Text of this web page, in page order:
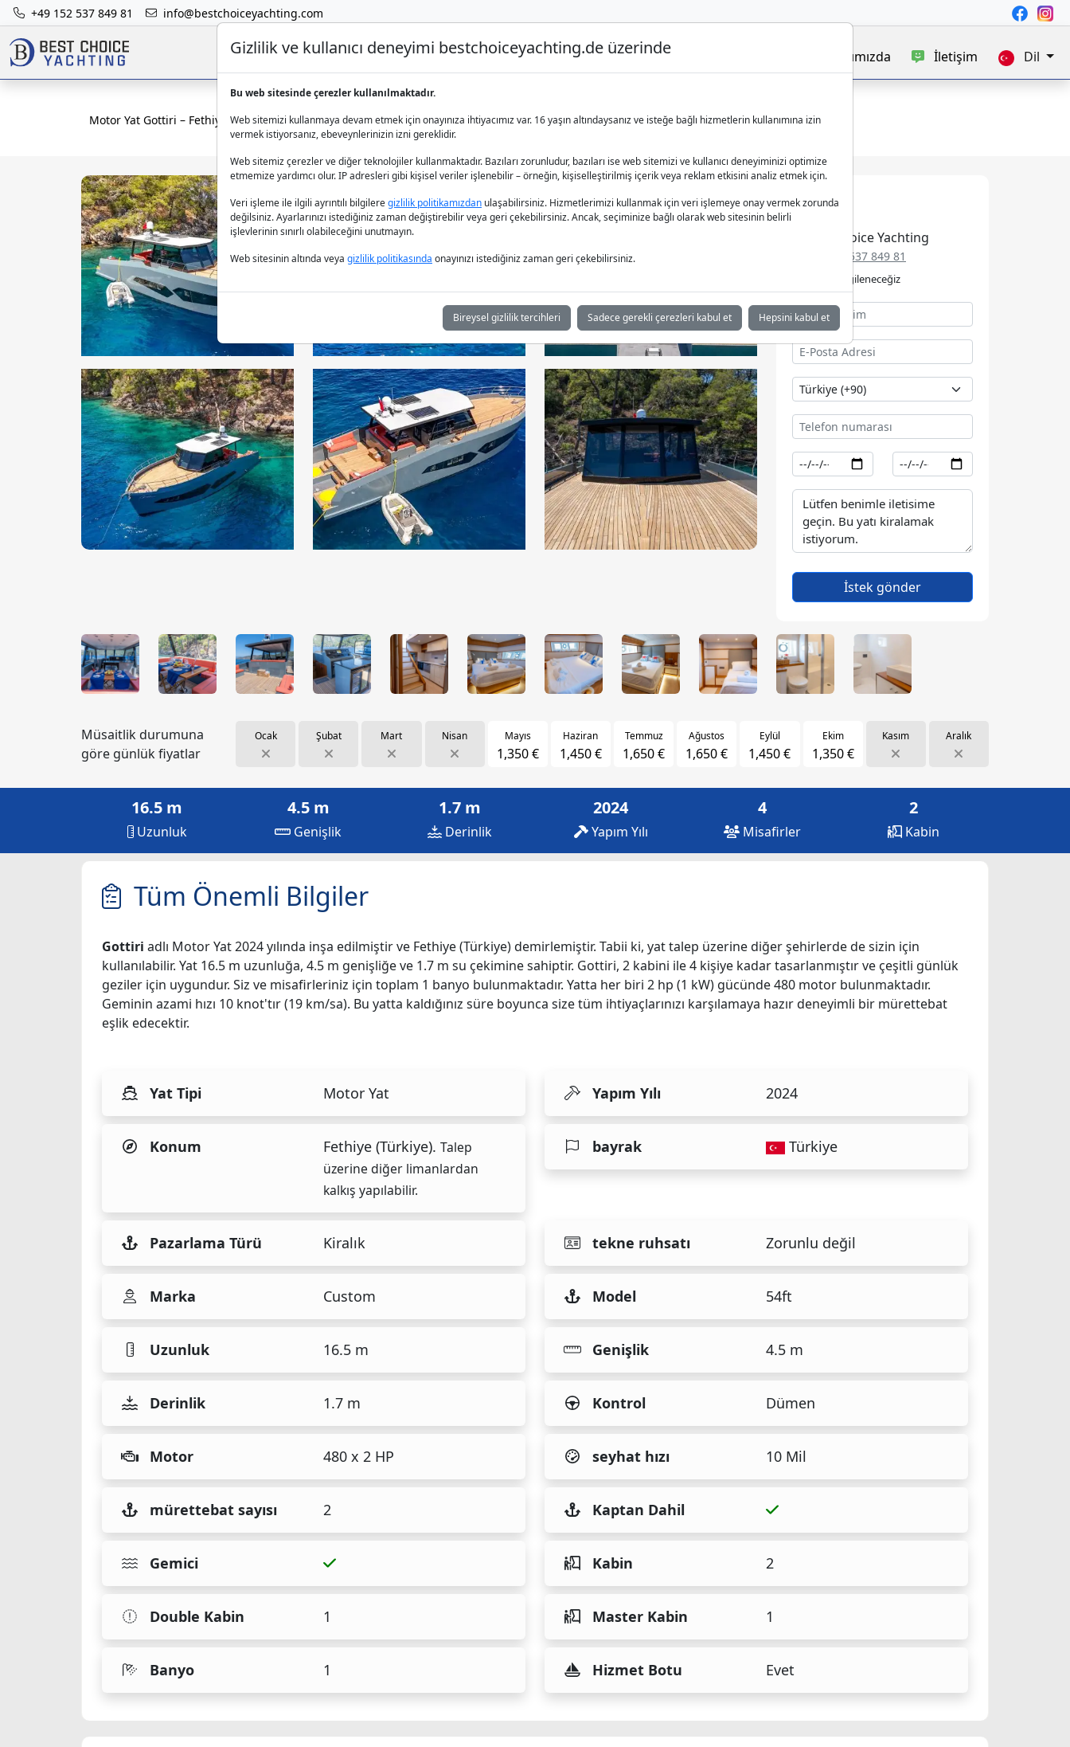
+49 152 537 849 81 info@bestchoiceyachting.com
Lüks Yat Charter Yat Kiralama Hakkımızda İletişim Dil
Motor Yat Gottiri – Fethiye Çıkışlı 16.5m, 2 Kabin
Best Choice Yachting
+49 152 537 849 81
Talebinizle ilgileneceğiz
İstek gönder
Müsaitlik durumuna
göre günlük fiyatlar
Ocak Şubat Mart Nisan Mayıs
1,350 €
Haziran
1,450 €
Temmuz
1,650 €
Ağustos
1,650 €
Eylül
1,450 €
Ekim
1,350 €
Kasım Aralık
16.5 m
Uzunluk
4.5 m
Genişlik
1.7 m
Derinlik
2024
Yapım Yılı
4
Misafirler
2
Kabin
Tüm Önemli Bilgiler
Gottiri adlı Motor Yat 2024 yılında inşa edilmiştir ve Fethiye (Türkiye) demirlemiştir. Tabii ki, yat talep üzerine diğer şehirlerde de sizin için
kullanılabilir. Yat 16.5 m uzunluğa, 4.5 m genişliğe ve 1.7 m su çekimine sahiptir. Gottiri, 2 kabini ile 4 kişiye kadar tasarlanmıştır ve çeşitli günlük
geziler için uygundur. Siz ve misafirleriniz için toplam 1 banyo bulunmaktadır. Yatta her biri 2 hp (1 kW) gücünde 480 motor bulunmaktadır.
Geminin azami hızı 10 knot'tır (19 km/sa). Bu yatta kaldığınız süre boyunca size tüm ihtiyaçlarınızı karşılamaya hazır deneyimli bir mürettebat
eşlik edecektir.
Yat Tipi Motor Yat Yapım Yılı 2024
Konum Fethiye (Türkiye). Talep
üzerine diğer limanlardan
kalkış yapılabilir.
bayrak Türkiye
Pazarlama Türü Kiralık tekne ruhsatı Zorunlu değil
Marka Custom Model 54ft
Uzunluk 16.5 m Genişlik 4.5 m
Derinlik 1.7 m Kontrol Dümen
Motor 480 x 2 HP seyhat hızı 10 Mil
mürettebat sayısı 2 Kaptan Dahil
Gemici Kabin 2
Double Kabin 1 Master Kabin 1
Banyo 1 Hizmet Botu Evet
Gizlilik ve kullanıcı deneyimi bestchoiceyachting.de üzerinde
Bu web sitesinde çerezler kullanılmaktadır.
Web sitemizi kullanmaya devam etmek için onayınıza ihtiyacımız var. 16 yaşın altındaysanız ve isteğe bağlı hizmetlerin kullanımına izin
vermek istiyorsanız, ebeveynlerinizin izni gereklidir.
Web sitemiz çerezler ve diğer teknolojiler kullanmaktadır. Bazıları zorunludur, bazıları ise web sitemizi ve kullanıcı deneyiminizi optimize
etmemize yardımcı olur. IP adresleri gibi kişisel veriler işlenebilir – örneğin, kişiselleştirilmiş içerik veya reklam etkisini analiz etmek için.
Veri işleme ile ilgili ayrıntılı bilgileregizlilik politikamızdan ulaşabilirsiniz. Hizmetlerimizi kullanmak için veri işlemeye onay vermek zorunda
değilsiniz. Ayarlarınızı istediğiniz zaman değiştirebilir veya geri çekebilirsiniz. Ancak, seçiminize bağlı olarak web sitesinin belirli
işlevlerinin sınırlı olabileceğini unutmayın.
Web sitesinin altında veya gizlilik politikasında onayınızı istediğiniz zaman geri çekebilirsiniz.
Bireysel gizlilik tercihleri Sadece gerekli çerezleri kabul et Hepsini kabul et